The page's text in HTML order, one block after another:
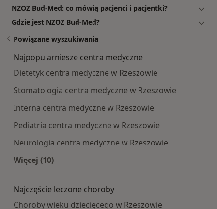
NZOZ Bud-Med: co mówią pacjenci i pacjentki?
Gdzie jest NZOZ Bud-Med?
Powiązane wyszukiwania
Najpopularniesze centra medyczne
Dietetyk centra medyczne w Rzeszowie
Stomatologia centra medyczne w Rzeszowie
Interna centra medyczne w Rzeszowie
Pediatria centra medyczne w Rzeszowie
Neurologia centra medyczne w Rzeszowie
Więcej (10)
Najczęście leczone choroby
Choroby wieku dziecięcego w Rzeszowie